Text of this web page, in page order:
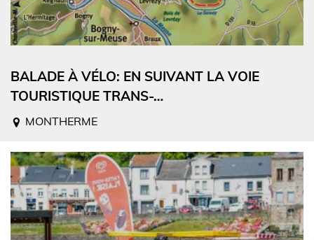
BALADE À VÉLO: EN SUIVANT LA VOIE
TOURISTIQUE TRANS-…
MONTHERME